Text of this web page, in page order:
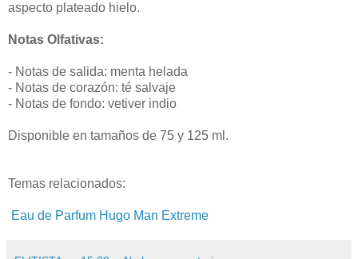
aspecto plateado hielo.
Notas Olfativas:
- Notas de salida: menta helada
- Notas de corazón: té salvaje
- Notas de fondo: vetiver indio
Disponible en tamaños de 75 y 125 ml.
Temas relacionados:
Eau de Parfum Hugo Man Extreme